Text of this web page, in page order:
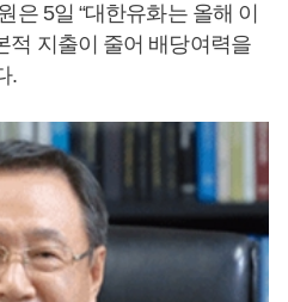
은 5일 “대한유화는 올해 이
적 지출이 줄어 배당여력을
.